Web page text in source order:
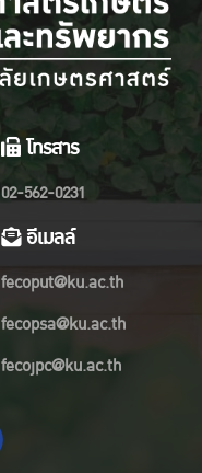
โทรสาร
02-562-0231
อีเมลล์
fecoput@ku.ac.th
fecopsa@ku.ac.th
fecojpc@ku.ac.th